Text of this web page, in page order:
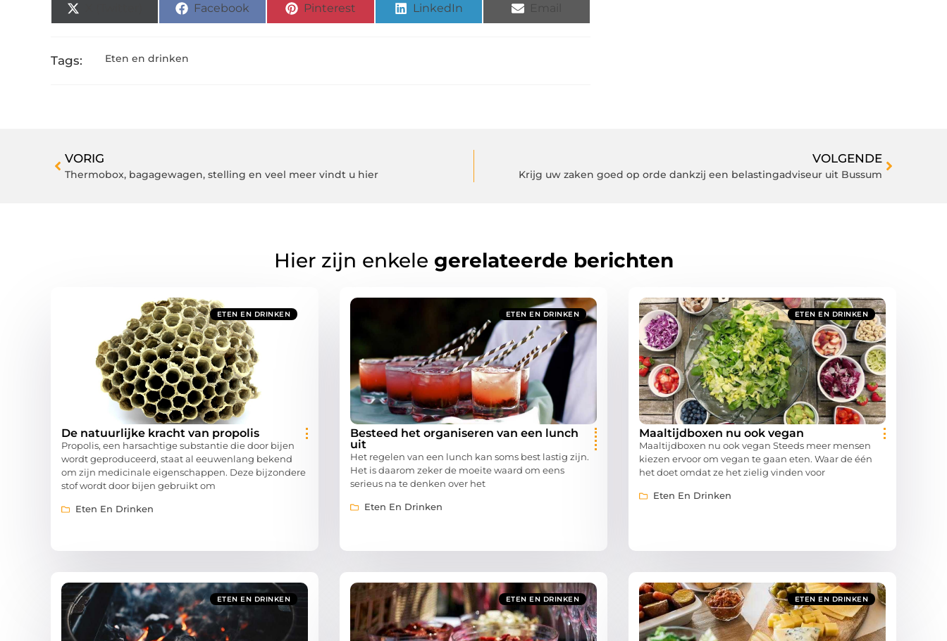
Facebook Pinterest LinkedIn
Tags: Eten en drinken
VORIG
Thermobox, bagagewagen, stelling en veel meer vindt u hier
VOLGENDE
Krijg uw zaken goed op orde dankzij een belastingadviseur uit Bussum
Hier zijn enkele gerelateerde berichten
ETEN EN DRINKEN
De natuurlijke kracht van propolis
Propolis, een harsachtige substantie die door bijen
wordt geproduceerd, staat al eeuwenlang bekend
om zijn medicinale eigenschappen. Deze bijzondere
stof wordt door bijen gebruikt om
Eten En Drinken
ETEN EN DRINKEN
Besteed het organiseren van een lunch
uit
Het regelen van een lunch kan soms best lastig zijn.
Het is daarom zeker de moeite waard om eens
serieus na te denken over het
Eten En Drinken
ETEN EN DRINKEN
Maaltijdboxen nu ook vegan
Maaltijdboxen nu ook vegan Steeds meer mensen
kiezen ervoor om vegan te gaan eten. Waar de één
het doet omdat ze het zielig vinden voor
Eten En Drinken
ETEN EN DRINKEN ETEN EN DRINKEN ETEN EN DRINKEN